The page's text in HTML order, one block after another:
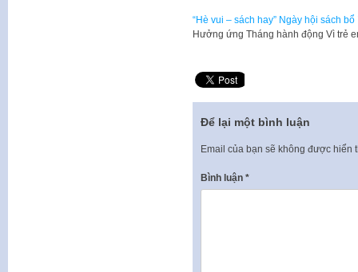
“Hè vui – sách hay” Ngày hội sách
Hưởng ứng Tháng hành động Vì trẻ
Để lại một bình luận
Email của bạn sẽ không được hiển
Bình luận *